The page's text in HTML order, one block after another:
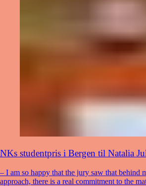
NKs studentpris i Bergen til Natalia
– I am so happy that the jury saw that behind
approach, there is a real commitment to the